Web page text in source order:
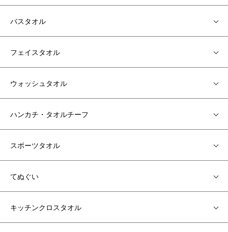
バスタオル
フェイスタオル
ウォッシュタオル
ハンカチ・タオルチーフ
スポーツタオル
てぬぐい
キッチンクロスタオル